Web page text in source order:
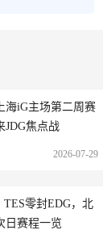
海iG主场第二周赛
JDG焦点战
2026-07-29
TES零封EDG，北
日赛程一览